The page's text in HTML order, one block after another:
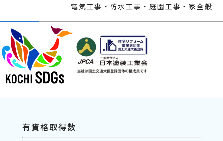
電気工事・防水工事・庭園工事・家全般
有資格取得数